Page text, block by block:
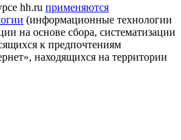
hh.ru применяются
(информационные технологии
на основе сбора, систематизации
к предпочтениям
находящихся на территории